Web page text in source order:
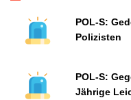
POL-S:
Polizisten
POL-S:
Jährige